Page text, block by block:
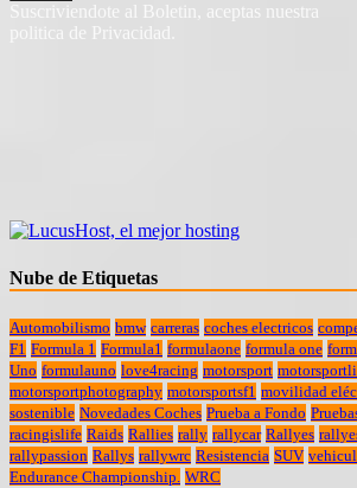
Suscriviendote al Boletin, aceptas nuestra
politica de Privacidad.
Nube de Etiquetas
Automobilismo bmw carreras coches electricos
F1 Formula 1 Formula1 formulaone formula one
Uno formulauno love4racing motorsport
motorsportphotography motorsportsf1 movilidad
sostenible Novedades Coches Prueba a Fondo
racingislife Raids Rallies rally rallycar Rallyes
rallypassion Rallys rallywrc Resistencia SUV
Endurance Championship. WRC